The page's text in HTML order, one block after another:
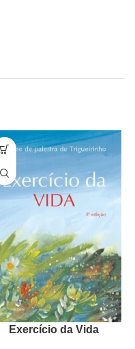
Exercício da Vida